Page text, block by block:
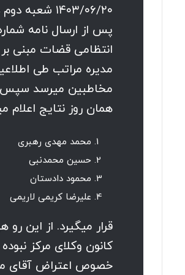
۱۴۰۳/۰۶/
انتظامی قضات مبنی
همان روز نتایج اعلام
محمد مهدی رهبری
حسین محمدنبی
محمود دادستان
علیرضا کریمی لاریمی
قرار میگیرد. از این
کانون وکلای مرکز
خصوص اعتراض آقای